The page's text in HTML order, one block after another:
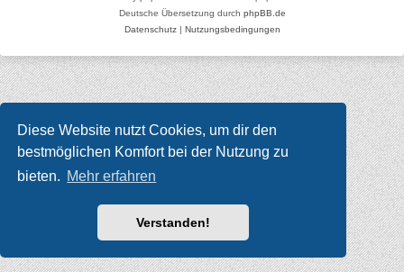
Diese Website nutzt Cookies, um dir den
bestmöglichen Komfort bei der Nutzung zu
bieten. Mehr erfahren
Verstanden!
Deutsche Übersetzung durch phpBB.de
Datenschutz| Nutzungsbedingungen